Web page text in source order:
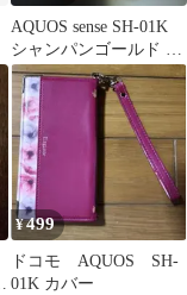
AQUOS sense SH-01K
シャンパンゴールド ド
コモ 中古スマホ
¥499
ドコモ AQUOS SH-
01K カバー